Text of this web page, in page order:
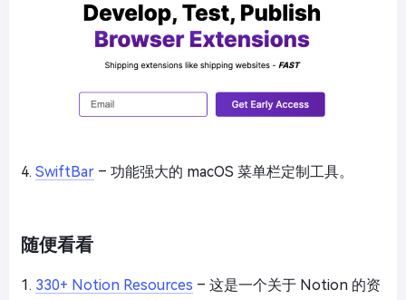
4. SwiftBar – 功能强大的 macOS 菜单栏定制工具。
随便看看
1. 330+ Notion Resources – 这是一个关于 Notion 的资